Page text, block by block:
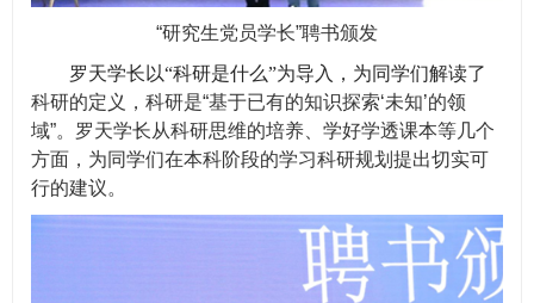
“研究生党员学长”聘书颁发
罗天学长以“科研是什么”为导入，为同学们解读了
科研的定义，科研是“基于已有的知识探索‘未知’的领
域”。 罗天学长从科研思维的培养 学好学透课本等几个
方面，为同学们在本科阶段的学习科研规划提出切实可
行的建议。